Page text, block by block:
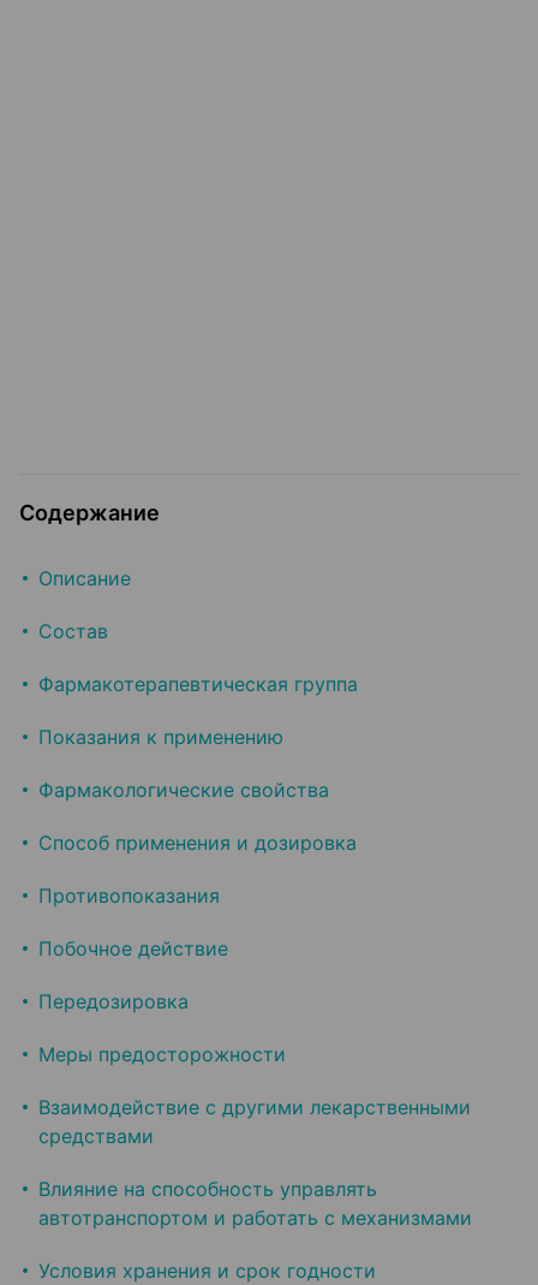
Содержание
Описание
Состав
Фармакотерапевтическая группа
Показания к применению
Фармакологические свойства
Способ применения и дозировка
Противопоказания
Побочное действие
Передозировка
Меры предосторожности
Взаимодействие с другими лекарственными
средствами
Влияние на способность управлять
автотранспортом и работать с механизмами
Условия хранения и срок годности